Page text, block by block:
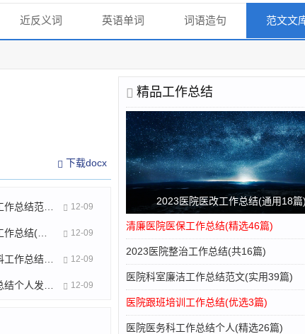
近反义词 英语单词 词语造句 范文文
下载docx
12-09
12-09
12-09
12-09
精品工作总结
2023医院医改工作总结(通用18篇
清廉医院医保工作总结(精选46篇)
2023医院整治工作总结(共16篇)
医院科室廉洁工作总结范文(实用39篇)
医院跟班培训工作总结(优选3篇)
医院医务科工作总结个人(精选26篇)